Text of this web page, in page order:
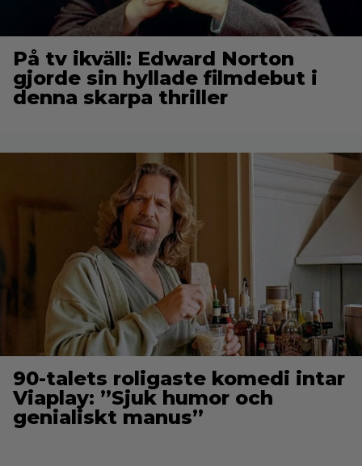
På tv ikväll: Edward Norton
gjorde sin hyllade filmdebut i
denna skarpa thriller
90-talets roligaste komedi intar
Viaplay: ”Sjuk humor och
genialiskt manus”